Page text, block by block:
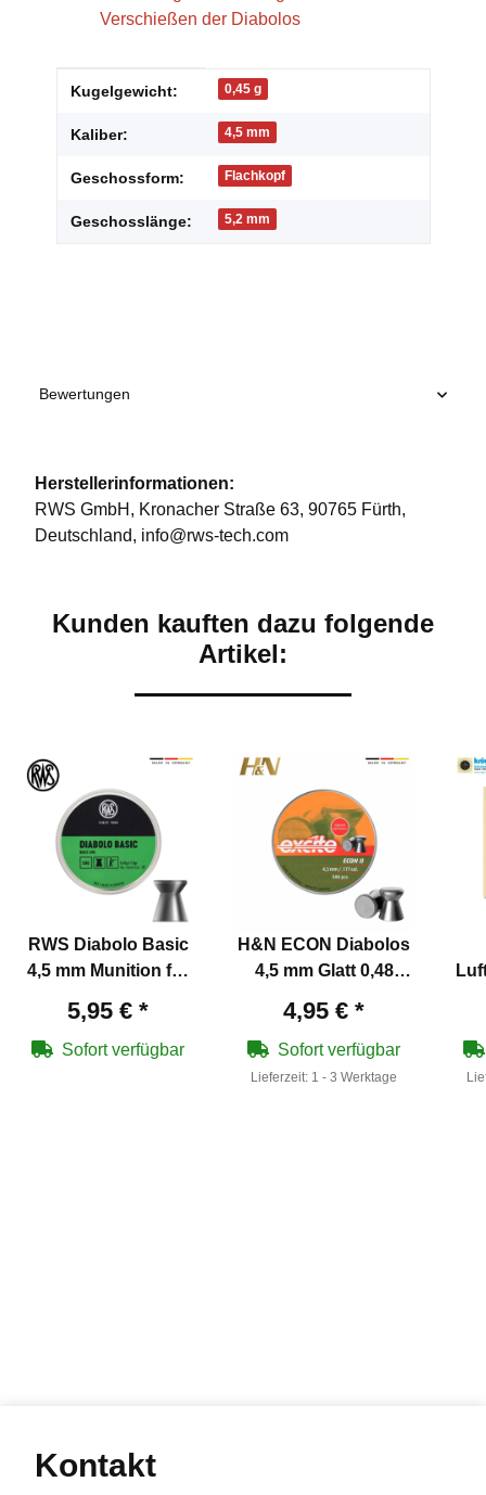
Verschießen der Diabolos
Produkteigenschaft
Wert
Kugelgewicht: 0,45 g
Kaliber: 4,5 mm
Geschossform: Flachkopf
Geschosslänge: 5,2 mm
Bewertungen
Herstellerinformationen:
RWS GmbH, Kronacher Straße 63, 90765 Fürth,
Deutschland, info@rws-tech.com
Kunden kauften dazu folgende
Artikel:
RWS Diabolo Basic
4,5 mm Munition für
5,95 € *
Sofort verfügbar
H&N ECON Diabolos
4,5 mm Glatt 0,48
4,95 € *
Sofort verfügbar
Lieferzeit: 1 - 3 Werktage
Kontakt